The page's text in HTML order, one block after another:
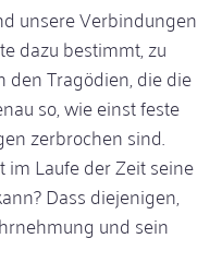
unsere Verbindungen
dazu bestimmt, zu
den Tragödien, die die
so, wie einst feste
zerbrochen sind.
Laufe der Zeit seine
Dass diejenigen,
und sein